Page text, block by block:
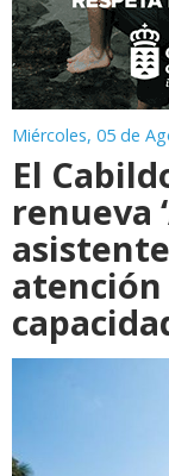
Miércoles, 05 de
El
renueva
atención